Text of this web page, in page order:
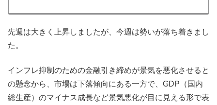
先週は大きく上昇しましたが、今週は勢いが落ち着きまし
た。
インフレ抑制のための金融引き締めが景気を悪化させると
の懸念から、市場は下落傾向にある一方で、GDP（国内
総生産）のマイナス成長など景気悪化が目に見える形で表